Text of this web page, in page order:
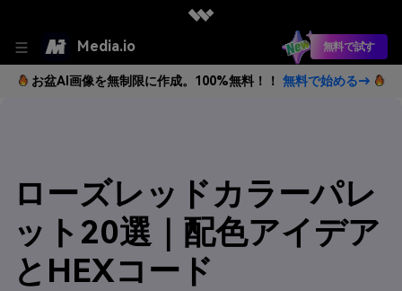
Media.io 無料で試す
お盆AI画像を無制限に作成。100%無料！！ 無料で始める→
ローズレッドカラーパレ
ット20選｜配色アイデア
とHEXコード